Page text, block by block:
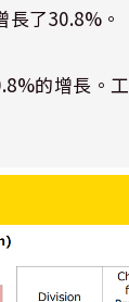
了30.8%。
的增長。